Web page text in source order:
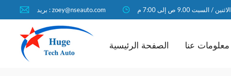
بريد : zoey@nseauto.com الاثنين / السبت 9.00 ص إلى 7:00 م
الصفحة الرئيسية معلومات عنا